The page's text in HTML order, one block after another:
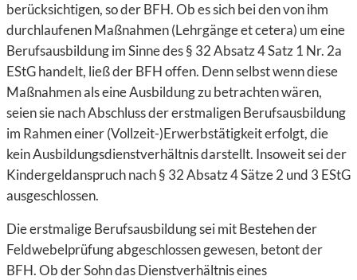
berücksichtigen, so der BFH. Ob es sich bei den von ihm
durchlaufenen Maßnahmen (Lehrgänge et cetera) um eine
Berufsausbildung im Sinne des § 32 Absatz 4 Satz 1 Nr. 2a
EStG handelt, ließ der BFH offen. Denn selbst wenn diese
Maßnahmen als eine Ausbildung zu betrachten wären,
seien sie nach Abschluss der erstmaligen Berufsausbildung
im Rahmen einer (Vollzeit-)Erwerbstätigkeit erfolgt, die
kein Ausbildungsdienstverhältnis darstellt. Insoweit sei der
Kindergeldanspruch nach § 32 Absatz 4 Sätze 2 und 3 EStG
ausgeschlossen.
Die erstmalige Berufsausbildung sei mit Bestehen der
Feldwebelprüfung abgeschlossen gewesen, betont der
BFH. Ob der Sohn das Dienstverhältnis eines